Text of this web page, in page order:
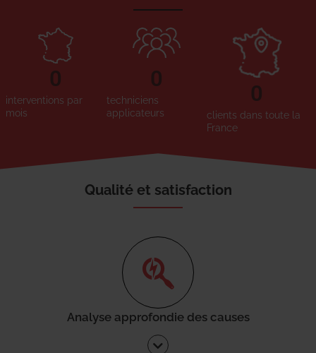
interventions par
mois
0
techniciens
applicateurs
0
clients dans toute la
France
0
Qualité et satisfaction
Analyse approfondie des causes